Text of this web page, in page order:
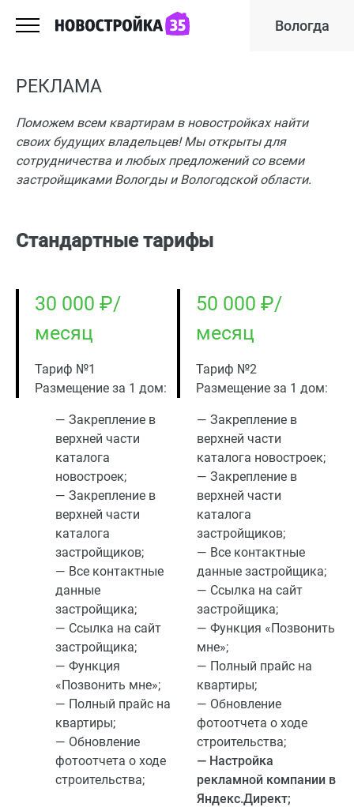
Вологда
РЕКЛАМА
Поможем всем квартирам в новостройках найти
своих будущих владельцев! Мы открыты для
сотрудничества и любых предложений со всеми
застройщиками Вологды и Вологодской области.
Стандартные тарифы
30 000 ₽/
месяц
Тариф №1
Размещение за 1 дом:
— Закрепление в
верхней части
каталога
новостроек;
— Закрепление в
верхней части
каталога
застройщиков;
— Все контактные
данные
застройщика;
— Ссылка на сайт
застройщика;
— Функция
«Позвонить мне»;
— Полный прайс на
квартиры;
— Обновление
фотоотчета о ходе
строительства;
50 000 ₽/
месяц
Тариф №2
Размещение за 1 дом:
— Закрепление в
верхней части
каталога новостроек;
— Закрепление в
верхней части
каталога
застройщиков;
— Все контактные
данные застройщика;
— Ссылка на сайт
застройщика;
— Функция «Позвонить
мне»;
— Полный прайс на
квартиры;
— Обновление
фотоотчета о ходе
строительства;
— Настройка
рекламной компании в
Яндекс.Директ;